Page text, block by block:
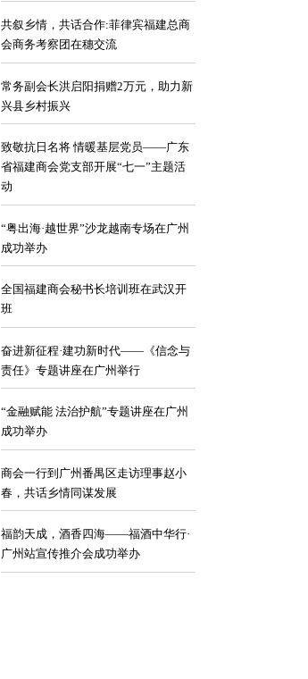
共叙乡情，共话合作:菲律宾福建总商
会商务考察团在穗交流
常务副会长洪启阳捐赠2万元，助力新
兴县乡村振兴
致敬抗日名将 情暖基层党员——广东
省福建商会党支部开展“七一”主题活
动
“粤出海·越世界”沙龙越南专场在广州
成功举办
全国福建商会秘书长培训班在武汉开
班
奋进新征程·建功新时代——《信念与
责任》专题讲座在广州举行
“金融赋能 法治护航”专题讲座在广州
成功举办
商会一行到广州番禺区走访理事赵小
春，共话乡情同谋发展
福韵天成，酒香四海——福酒中华行·
广州站宣传推介会成功举办